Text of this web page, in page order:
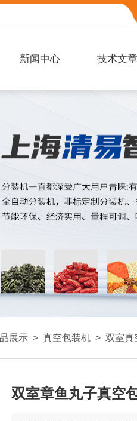
新闻中心 技术文章
展示 > 真空包装机 > 双室真
双室章鱼丸子真空